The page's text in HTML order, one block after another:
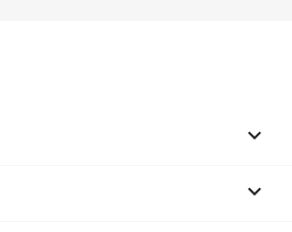

